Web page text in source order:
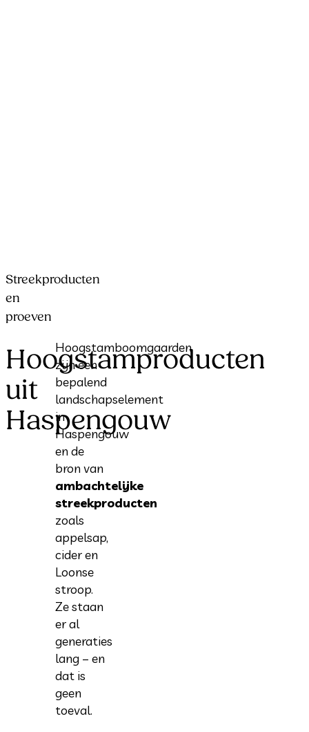
Streekproducten
en
proeven
Hoogstamproducten
uit
Haspengouw
Hoogstamboomgaarden
zijn een
bepalend
landschapselement
in
Haspengouw
en de
bron van
ambachtelijke
streekproducten
zoals
appelsap,
cider en
Loonse
stroop.
Ze staan
er al
generaties
lang – en
dat is
geen
toeval.